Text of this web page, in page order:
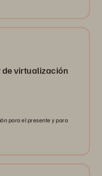
virtualización
para el presente y para